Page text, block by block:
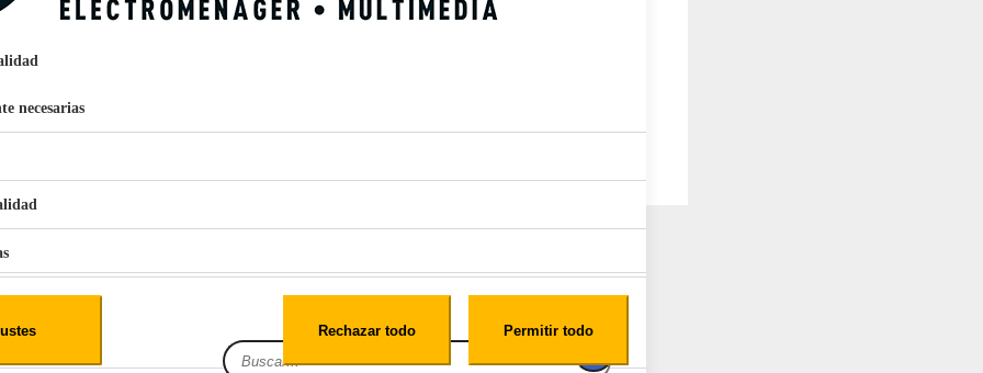
1,1L Limpia Sofás Alfombras Coche SP3
EcoTank EPSON ET-2861
necesarias
Rechazar todo Permitir todo